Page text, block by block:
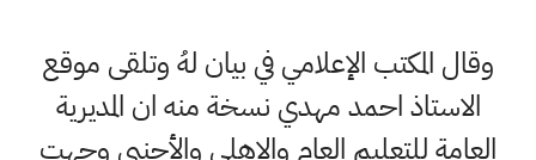
وقال المكتب الإعلامي في بيان لهُ وتلقى موقع
الاستاذ احمد مهدي نسخة منه ان المديرية
العامة للتعليم العام والاهلي والأجنبي وجهت